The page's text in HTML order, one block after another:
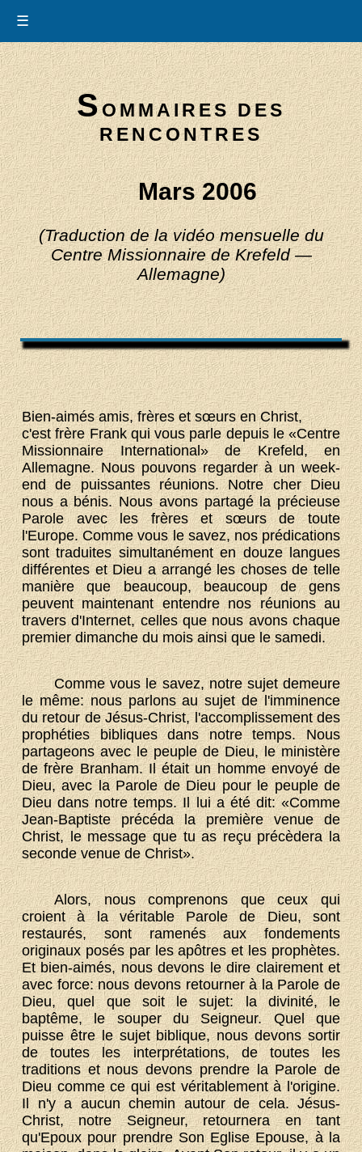
☰
SOMMAIRES DES
RENCONTRES
Mars 2006
(Traduction de la vidéo mensuelle du
Centre Missionnaire de Krefeld —
Allemagne)
Bien-aimés amis, frères et sœurs en Christ,
c'est frère Frank qui vous parle depuis le «Centre
Missionnaire International» de Krefeld, en
Allemagne. Nous pouvons regarder à un week-
end de puissantes réunions. Notre cher Dieu
nous a bénis. Nous avons partagé la précieuse
Parole avec les frères et sœurs de toute
l'Europe. Comme vous le savez, nos prédications
sont traduites simultanément en douze langues
différentes et Dieu a arrangé les choses de telle
manière que beaucoup, beaucoup de gens
peuvent maintenant entendre nos réunions au
travers d'Internet, celles que nous avons chaque
premier dimanche du mois ainsi que le samedi.
Comme vous le savez, notre sujet demeure
le même: nous parlons au sujet de l'imminence
du retour de Jésus-Christ, l'accomplissement des
prophéties bibliques dans notre temps. Nous
partageons avec le peuple de Dieu, le ministère
de frère Branham. Il était un homme envoyé de
Dieu, avec la Parole de Dieu pour le peuple de
Dieu dans notre temps. Il lui a été dit: «Comme
Jean-Baptiste précéda la première venue de
Christ, le message que tu as reçu précèdera la
seconde venue de Christ».
Alors, nous comprenons que ceux qui
croient à la véritable Parole de Dieu, sont
restaurés, sont ramenés aux fondements
originaux posés par les apôtres et les prophètes.
Et bien-aimés, nous devons le dire clairement et
avec force: nous devons retourner à la Parole de
Dieu, quel que soit le sujet: la divinité, le
baptême, le souper du Seigneur. Quel que
puisse être le sujet biblique, nous devons sortir
de toutes les interprétations, de toutes les
traditions et nous devons prendre la Parole de
Dieu comme ce qui est véritablement à l'origine.
Il n'y a aucun chemin autour de cela. Jésus-
Christ, notre Seigneur, retournera en tant
qu'Epoux pour prendre Son Eglise Epouse, à la